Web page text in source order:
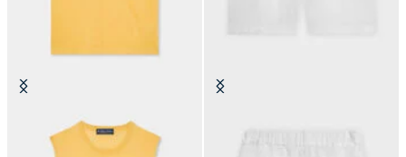
Seidenmischung-Top